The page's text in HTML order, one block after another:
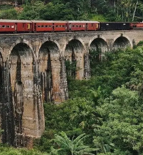
Eco-aldea en
en el sur de la India, con los
Vembolinad Kingdom y las
los últimos años, este
es mejor conocido por sus